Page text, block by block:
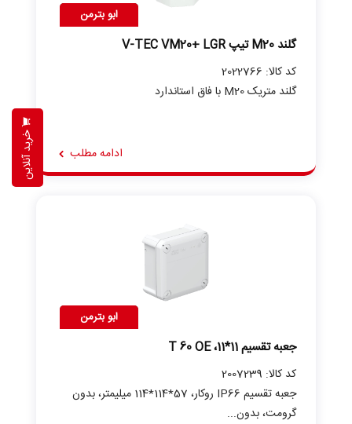
ابو بترمن
گلند M20 تیپ V-TEC VM20+ LGR
کد کالا: 2022766
گلند متریک M20 با فاق استاندارد
ادامه مطلب
ابو بترمن
جعبه تقسیم 11*11، T 60 OE
کد کالا: 2007239
جعبه تقسیم IP66 روکار، 57*114*114 میلیمتر، بدون
گرومت، بدون...
خرید آنلاین